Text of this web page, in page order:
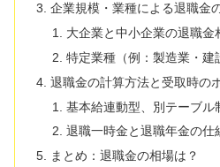
企業規模・業種による退職金
大企業と中小企業の退職金
特定業種（例：製造業・建
退職金の計算方法と受取時の
基本給連動型、別テーブル
退職一時金と退職年金の仕
まとめ：退職金の相場は？